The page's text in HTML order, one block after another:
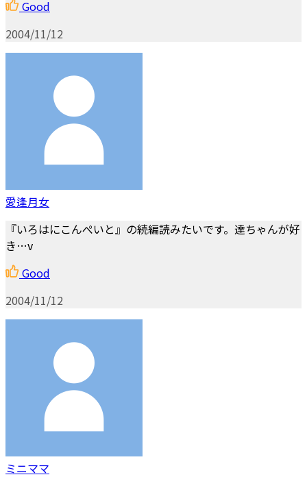
Good
2004/11/12
愛逢月女
『いろはにこんぺいと』の続編読みたいです。達ちゃんが好
き…v
Good
2004/11/12
ミニママ